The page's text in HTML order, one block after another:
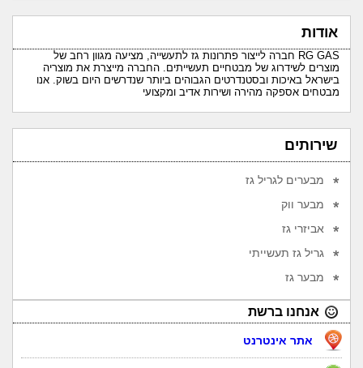
אודות
RG GAS חברה לייצור פתרונות גז לתעשייה, מציעה מגוון רחב של
מוצרים לשידרוג של מבטחיים תעשייתים. החברה מייצרת את מוצריה
בישראל באיכות ובסטנדרטים הגבוהים ביותר שנדרשים היום בשוק. אנו
מבטחים אספקה מהירה ושירות אדיב ומקצועי
שירותים
מבערים לגריל גז
מבער ווק
אביזרי גז
גריל גז תעשייתי
מבער גז
אנחנו ברשת
אתר אינטרנט